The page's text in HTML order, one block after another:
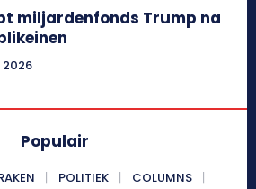
miljardenfonds Trump na
2026
Populair
POLITIEK
COLUMNS